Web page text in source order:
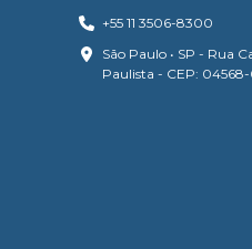
+55 11 3506-8300
São Paulo • SP - Rua
Paulista - CEP: 04568-